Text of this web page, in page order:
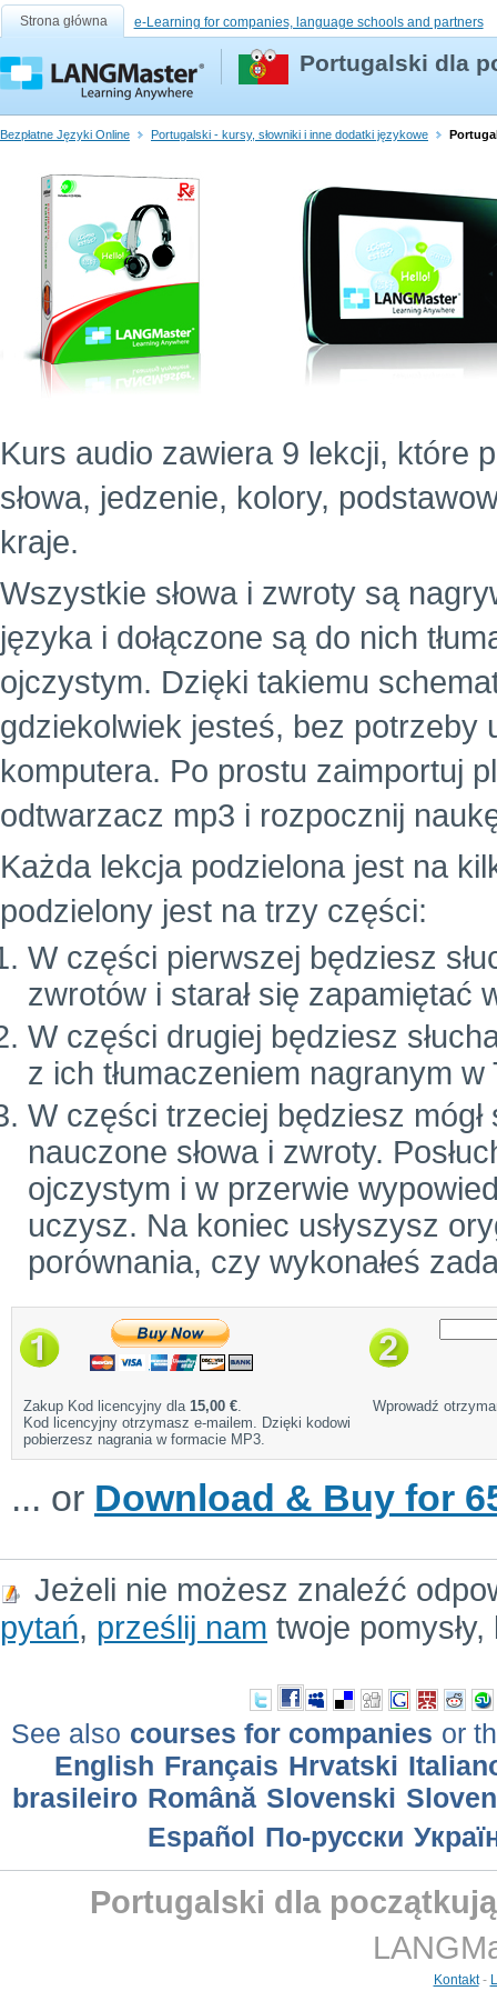
Strona główna e-Learning for companies, language schools and partners
Portugalski dla
Bezpłatne Języki Online Portugalski - kursy, słowniki i inne dodatki językowe
Kurs audio zawiera 9 lekcji, które
słowa, jedzenie, kolory,
kraje.
Wszystkie słowa i zwroty są
języka i dołączone są do nich
ojczystym. Dzięki takiemu
gdziekolwiek jesteś, bez potrzeby
komputera. Po prostu zaimportuj
odtwarzacz mp3 i rozpocznij
Każda lekcja podzielona jest na
podzielony jest na trzy części:
W części pierwszej będziesz
zwrotów i starał się zapamiętać
W części drugiej będziesz
z ich tłumaczeniem nagranym
W części trzeciej będziesz
nauczone słowa i zwroty.
ojczystym i w przerwie
uczysz. Na koniec usłyszysz
porównania, czy wykonałeś
Zakup Kod licencyjny dla 15,00 €.
Kod licencyjny otrzymasz e-mailem. Dzięki kodowi
pobierzesz nagrania w formacie MP3.
Wprowadź
... or Download & Buy for
Jeżeli nie możesz znaleźć
pytań, prześlij nam twoje
See also courses for companies or
English Français Hrvatski
brasileiro Română Slovenski
Еspañol По-русски
Portugalski dla
Kontakt-